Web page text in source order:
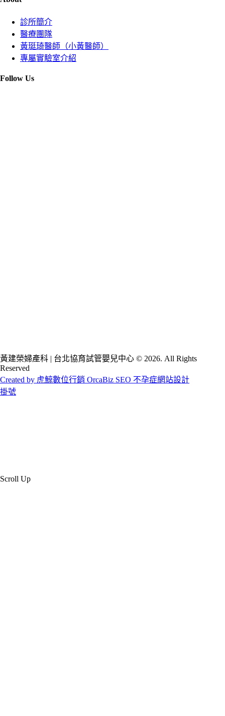
診所簡介
醫療團隊
黃珽琦醫師（小黃醫師）
專屬實驗室介紹
Follow Us
黃建榮婦產科 | 台北協育試管嬰兒中心 © 2026. All Rights
Reserved
Created by 虎鯨數位行銷 OrcaBiz SEO 不孕症網站設計
掛號
Scroll Up